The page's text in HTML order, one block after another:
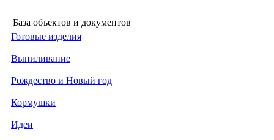
База объектов и документов
Готовые изделия
Выпиливание
Рождество и Новый год
Кормушки
Идеи